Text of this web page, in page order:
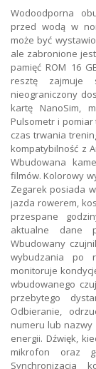
Wodoodporna
przed wodą w
może być
ale zabronione
pamięć ROM 16
resztę zajmuje
nieograniczony
kartę NanoSim,
Pulsometr i
czas trwania
kompatybilność z
Wbudowana
filmów. Kolorowy
Zegarek posiada
jazda rowerem,
przespane
aktualne dane
Wbudowany
wybudzania po
monitoruje
wbudowanego
przebytego
Odbieranie,
numeru lub nazwy
energii. Dźwięk,
mikrofon oraz
Synchronizacja